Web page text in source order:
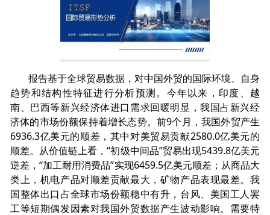
报告基于全球贸易数据，对中国外贸的国际环境、自身
趋势和结构性特征进行分析预测。今年以来，印度、越
南、巴西等新兴经济体进口需求回暖明显，我国占新兴经
济体的市场份额保持着增长态势。前9个月，我国外贸产生
6936.3亿美元的顺差，其中对美贸易贡献2580.0亿美元的
顺差。从价值链上看，“初级中间品”贸易出现5439.8亿美元
逆差，“加工耐用消费品”实现6459.5亿美元顺差；从商品大
类上，机电产品对顺差贡献最大，矿物产品表现最差。我
国整体出口占全球市场份额稳中有升，台风、美国工人罢
工等短期偶发因素对我国外贸数据产生波动影响。需要特